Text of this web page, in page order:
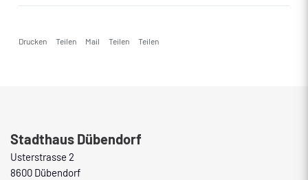
Drucken Teilen Mail Teilen Teilen
Stadthaus Dübendorf
Usterstrasse 2
8600 Dübendorf